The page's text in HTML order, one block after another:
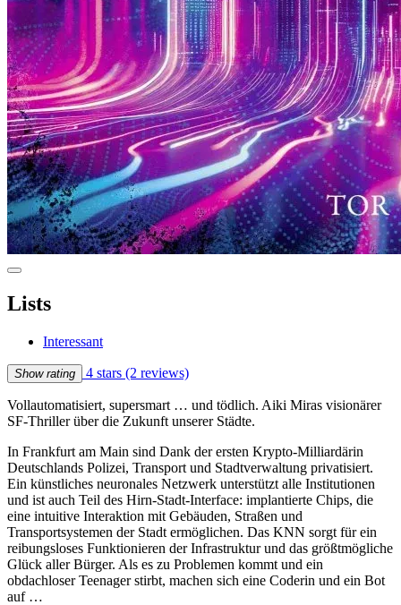
Lists
Interessant
Show rating 4 stars (2 reviews)
Vollautomatisiert, supersmart … und tödlich. Aiki Miras visionärer
SF-Thriller über die Zukunft unserer Städte.
In Frankfurt am Main sind Dank der ersten Krypto-Milliardärin
Deutschlands Polizei, Transport und Stadtverwaltung privatisiert.
Ein künstliches neuronales Netzwerk unterstützt alle Institutionen
und ist auch Teil des Hirn-Stadt-Interface: implantierte Chips, die
eine intuitive Interaktion mit Gebäuden, Straßen und
Transportsystemen der Stadt ermöglichen. Das KNN sorgt für ein
reibungsloses Funktionieren der Infrastruktur und das größtmögliche
Glück aller Bürger. Als es zu Problemen kommt und ein
obdachloser Teenager stirbt, machen sich eine Coderin und ein Bot
auf …